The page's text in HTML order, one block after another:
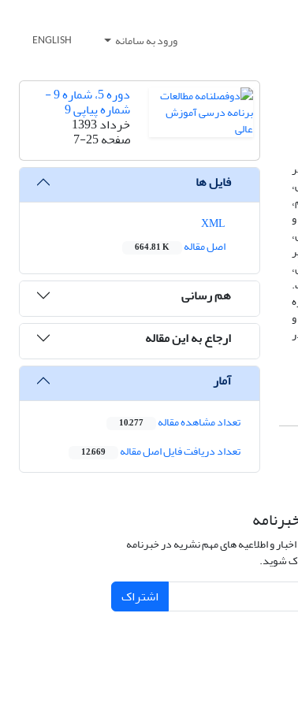
ورود به سامانه ENGLISH
دوره 5، شماره 9 -
شماره پیاپی 9
خرداد 1393
صفحه7-25
فایل ها
اصل مقاله
664.81 K
هم رسانی
ارجاع به این مقاله
آمار
تعداد مشاهده مقاله 10,277
تعداد دریافت فایل اصل مقاله 12,669
و اطلاعیه های مهم نشریه در خبرنامه
شوید.
اشتراک